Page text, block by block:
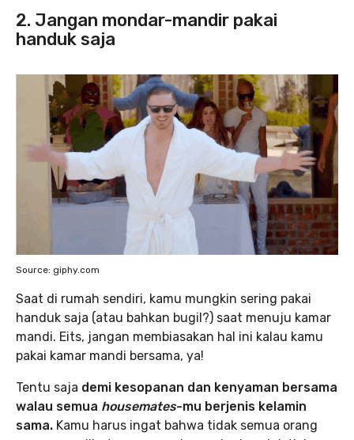
2. Jangan mondar-mandir pakai
handuk saja
Source: giphy.com
Saat di rumah sendiri, kamu mungkin sering pakai
handuk saja (atau bahkan bugil?) saat menuju kamar
mandi. Eits, jangan membiasakan hal ini kalau kamu
pakai kamar mandi bersama, ya!
Tentu saja demi kesopanan dan kenyaman bersama
walau semua housemates-mu berjenis kelamin
sama. Kamu harus ingat bahwa tidak semua orang